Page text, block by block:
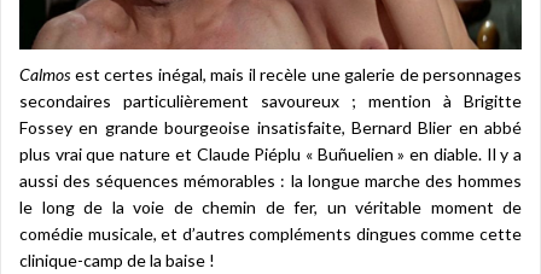
Calmosest certes inégal, mais il recèle une galerie de personnages
secondaires particulièrement savoureux ; mention à Brigitte
Fossey en grande bourgeoise insatisfaite, Bernard Blier en abbé
plus vrai que nature et Claude Piéplu « Buñuelien » en diable. Il y a
aussi des séquences mémorables : la longue marche des hommes
le long de la voie de chemin de fer, un véritable moment de
comédie musicale, et d’autres compléments dingues comme cette
clinique-camp de la baise !